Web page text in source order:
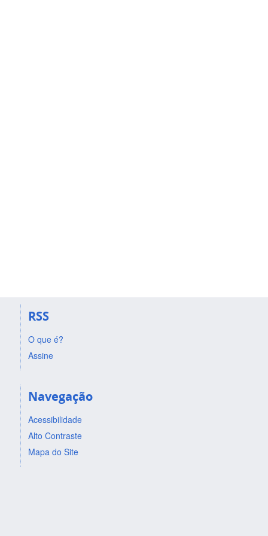
RSS
O que é?
Assine
Navegação
Acessibilidade
Alto Contraste
Mapa do Site